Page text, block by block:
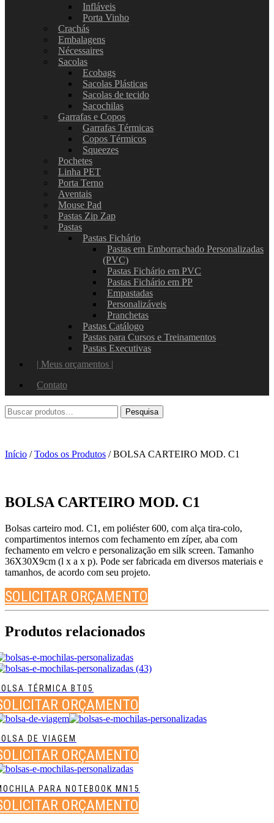
Infláveis
Porta Vinho
Crachás
Embalagens
Nécessaires
Sacolas
Ecobags
Sacolas Plásticas
Sacolas de tecido
Sacochilas
Garrafas e Copos
Garrafas Térmicas
Copos Térmicos
Squeezes
Pochetes
Linha PET
Porta Terno
Aventais
Mouse Pad
Pastas Zip Zap
Pastas
Pastas Fichário
Pastas em Emborrachado Personalizadas
(PVC)
Pastas Fichário em PVC
Pastas Fichário em PP
Empastadas
Personalizáveis
Pranchetas
Pastas Catálogo
Pastas para Cursos e Treinamentos
Pastas Executivas
| Meus orçamentos |
Contato
Início /Todos os Produtos / BOLSA CARTEIRO MOD. C1
BOLSA CARTEIRO MOD. C1
Bolsas carteiro mod. C1, em poliéster 600, com alça tira-colo,
compartimentos internos com fechamento em zíper, aba com
fechamento em velcro e personalização em silk screen. Tamanho
36X30X9cm (l x a x p). Pode ser fabricada em diversos materiais e
tamanhos, de acordo com seu projeto.
SOLICITAR ORÇAMENTO
Produtos relacionados
TÉRMICA BT05
ORÇAMENTO
DE VIAGEM
ORÇAMENTO
PARA NOTEBOOK MN15
ORÇAMENTO